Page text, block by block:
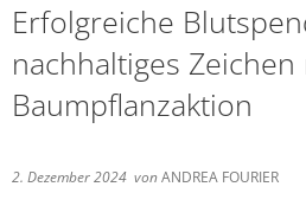
Erfolgreiche
nachhaltiges
Baumpflanzaktion
2. Dezember 2024 vonANDREA FOURIER